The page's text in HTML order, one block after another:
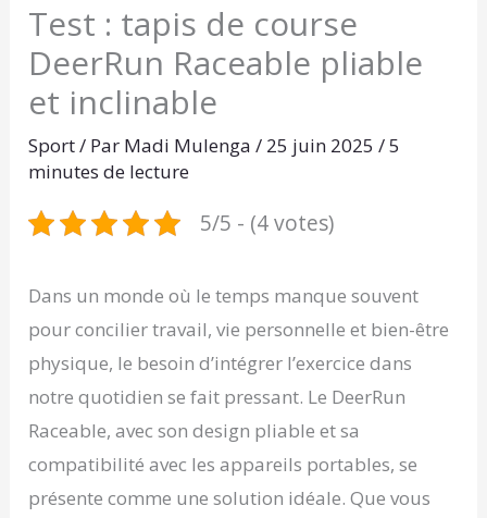
Test : tapis de course
DeerRun Raceable pliable
et inclinable
Sport/ Par Madi Mulenga/ 25 juin 2025/5
minutes de lecture
5/5 - (4 votes)
Dans un monde où le temps manque souvent
pour concilier travail, vie personnelle et bien-être
physique, le besoin d’intégrer l’exercice dans
notre quotidien se fait pressant. Le DeerRun
Raceable, avec son design pliable et sa
compatibilité avec les appareils portables, se
présente comme une solution idéale. Que vous